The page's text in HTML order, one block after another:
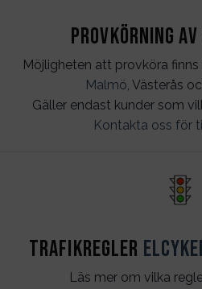
Provkörning
Möjligheten att provköra finns
Malmö, Västerås
Gäller endast kunder som
Kontakta oss för
Trafikregler
Läs mer om vilka